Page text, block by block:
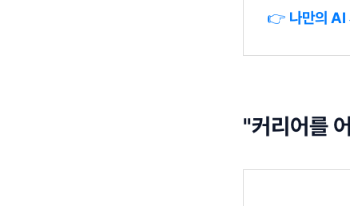
👉 나만의 AI
"커리어를